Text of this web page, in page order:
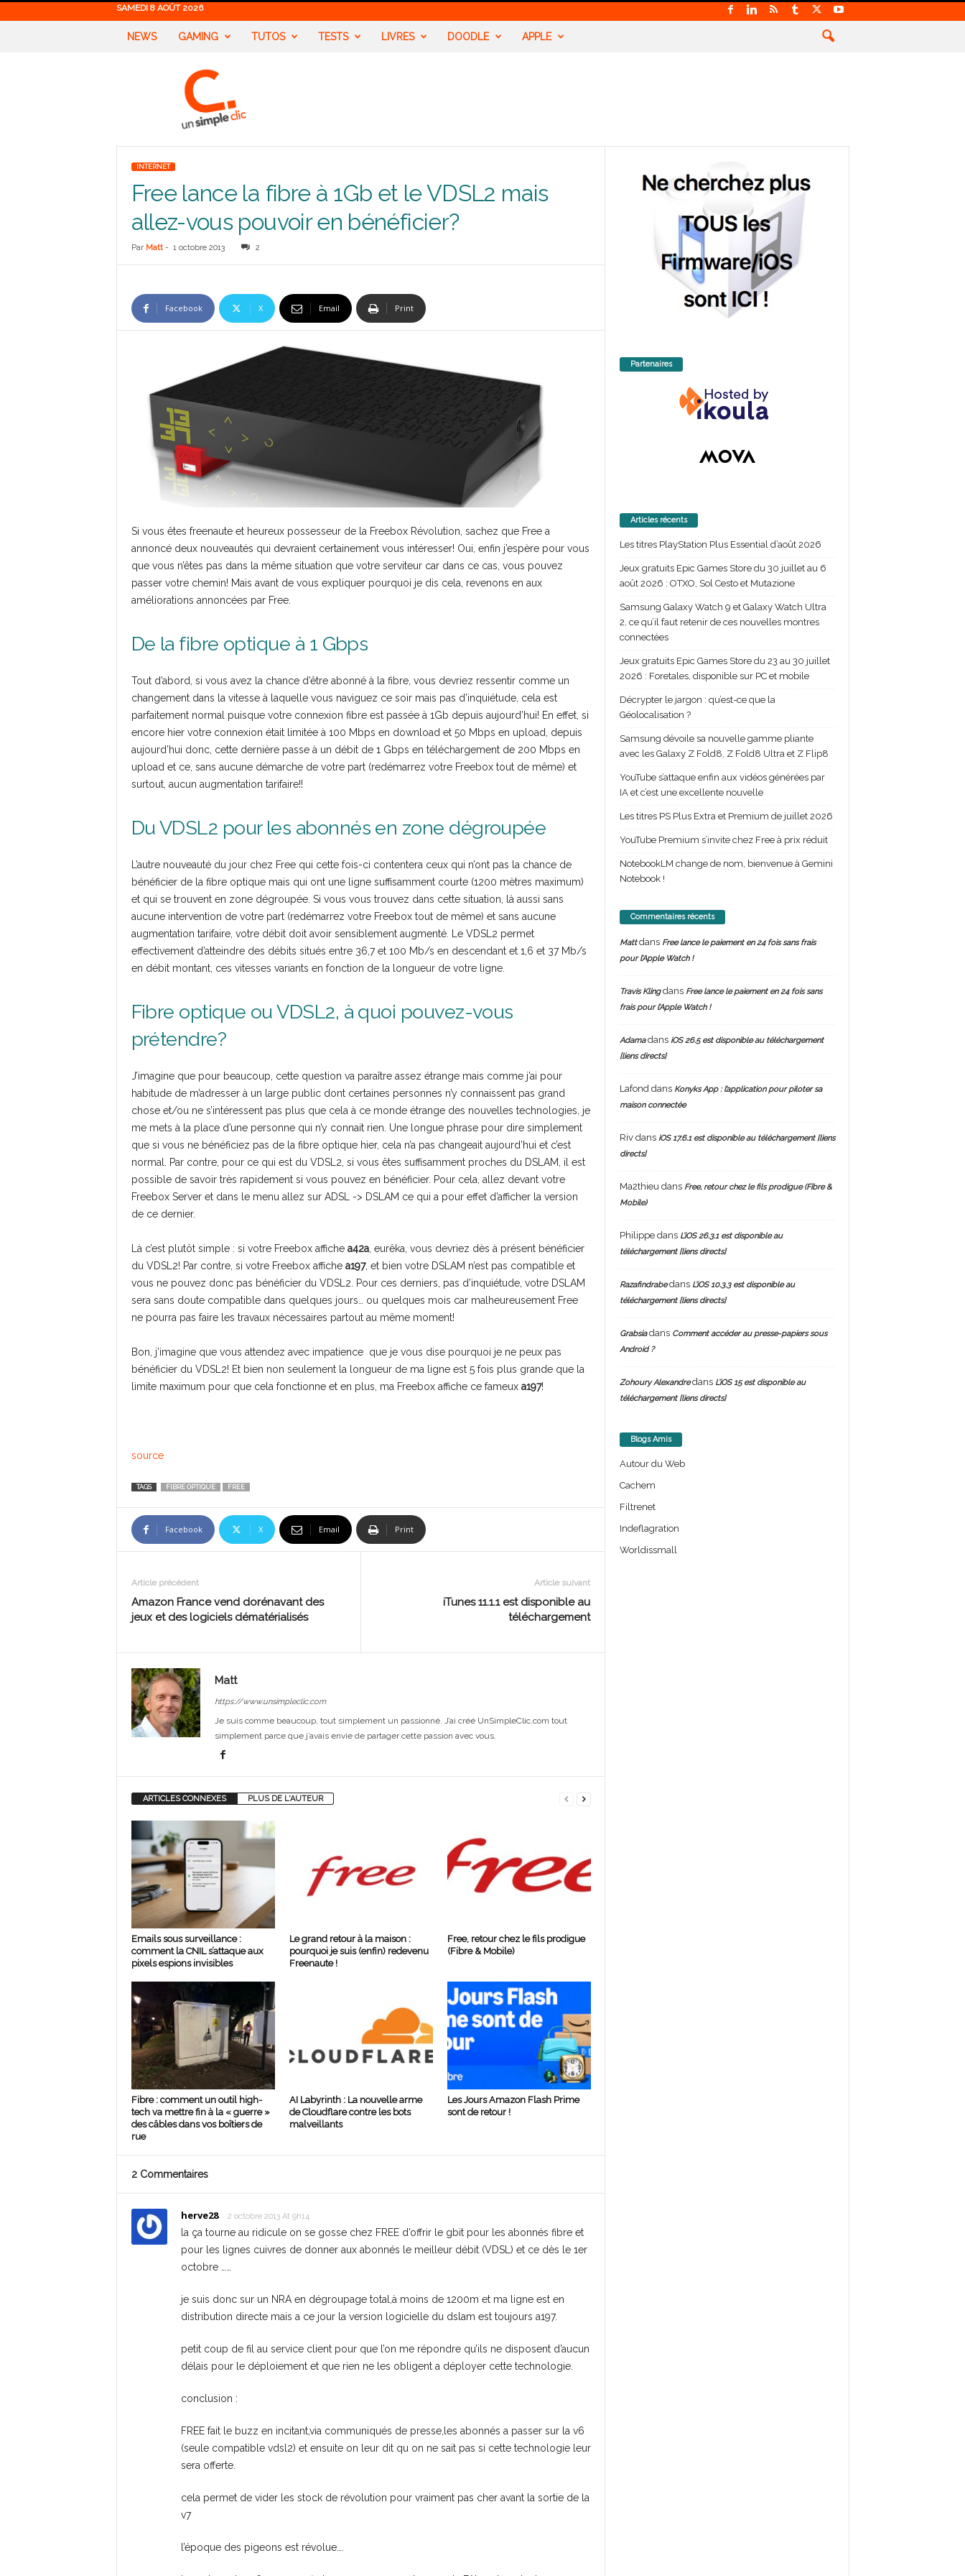
SAMEDI 8 AOÛT 2026
NEWS GAMING TUTOS TESTS LIVRES DOODLE APPLE
INTERNET
Free lance la fibre à 1Gb et le VDSL2 mais
allez-vous pouvoir en bénéficier?
Par Matt- 1 octobre 2013 2
Facebook X Email Print
Si vous êtes freenaute et heureux possesseur de la Freebox Révolution, sachez que Free a
annoncé deux nouveautés qui devraient certainement vous intéresser! Oui, enfin j’espère pour vous
que vous n’êtes pas dans la même situation que votre serviteur car dans ce cas, vous pouvez
passer votre chemin! Mais avant de vous expliquer pourquoi je dis cela, revenons en aux
améliorations annoncées par Free.
De la fibre optique à 1 Gbps
Tout d’abord, si vous avez la chance d’être abonné à la fibre, vous devriez ressentir comme un
changement dans la vitesse à laquelle vous naviguez ce soir mais pas d’inquiétude, cela est
parfaitement normal puisque votre connexion fibre est passée à 1Gb depuis aujourd’hui! En effet, si
encore hier votre connexion était limitée à 100 Mbps en download et 50 Mbps en upload, depuis
aujourd’hui donc, cette dernière passe à un débit de 1 Gbps en téléchargement de 200 Mbps en
upload et ce, sans aucune démarche de votre part (redémarrez votre Freebox tout de même) et
surtout, aucun augmentation tarifaire!!
Du VDSL2 pour les abonnés en zone dégroupée
L’autre nouveauté du jour chez Free qui cette fois-ci contentera ceux qui n’ont pas la chance de
bénéficier de la fibre optique mais qui ont une ligne suffisamment courte (1200 mètres maximum)
et qui se trouvent en zone dégroupée. Si vous vous trouvez dans cette situation, là aussi sans
aucune intervention de votre part (redémarrez votre Freebox tout de même) et sans aucune
augmentation tarifaire, votre débit doit avoir sensiblement augmenté. Le VDSL2 permet
effectivement d’atteindre des débits situés entre 36,7 et 100 Mb/s en descendant et 1,6 et 37 Mb/s
en débit montant, ces vitesses variants en fonction de la longueur de votre ligne.
Fibre optique ou VDSL2, à quoi pouvez-vous
prétendre?
J’imagine que pour beaucoup, cette question va paraître assez étrange mais comme j’ai pour
habitude de m’adresser à un large public dont certaines personnes n’y connaissent pas grand
chose et/ou ne s’intéressent pas plus que cela à ce monde étrange des nouvelles technologies, je
me mets à la place d’une personne qui n’y connait rien. Une longue phrase pour dire simplement
que si vous ne bénéficiez pas de la fibre optique hier, cela n’a pas changeait aujourd’hui et c’est
normal. Par contre, pour ce qui est du VDSL2, si vous êtes suffisamment proches du DSLAM, il est
possible de savoir très rapidement si vous pouvez en bénéficier. Pour cela, allez devant votre
Freebox Server et dans le menu allez sur ADSL -> DSLAM ce qui a pour effet d’afficher la version
de ce dernier.
Là c’est plutôt simple : si votre Freebox affiche a42a, eurêka, vous devriez dès à présent bénéficier
du VDSL2! Par contre, si votre Freebox affiche a197, et bien votre DSLAM n’est pas compatible et
vous ne pouvez donc pas bénéficier du VDSL2. Pour ces derniers, pas d’inquiétude, votre DSLAM
sera sans doute compatible dans quelques jours… ou quelques mois car malheureusement Free
ne pourra pas faire les travaux nécessaires partout au même moment!
Bon, j’imagine que vous attendez avec impatience que je vous dise pourquoi je ne peux pas
bénéficier du VDSL2! Et bien non seulement la longueur de ma ligne est 5 fois plus grande que la
limite maximum pour que cela fonctionne et en plus, ma Freebox affiche ce fameux a197!
source
TAGS FIBRE OPTIQUE FREE
Facebook X Email Print
Article précédent
Amazon France vend dorénavant des
jeux et des logiciels dématérialisés
Article suivant
iTunes 11.1.1 est disponible au
téléchargement
Matt
https://www.unsimpleclic.com
Je suis comme beaucoup, tout simplement un passionné. J’ai créé UnSimpleClic.com tout
simplement parce que j’avais envie de partager cette passion avec vous.
ARTICLES CONNEXES PLUS DE L'AUTEUR
Emails sous surveillance :
comment la CNIL s’attaque aux
pixels espions invisibles
Le grand retour à la maison :
pourquoi je suis (enfin) redevenu
Freenaute !
Free, retour chez le fils prodigue
(Fibre & Mobile)
Fibre : comment un outil high-
tech va mettre fin à la « guerre »
des câbles dans vos boîtiers de
rue
AI Labyrinth : La nouvelle arme
de Cloudflare contre les bots
malveillants
Les Jours Amazon Flash Prime
sont de retour !
2 Commentaires
herve28 2 octobre 2013 At 9h14
la ça tourne au ridicule on se gosse chez FREE d’offrir le gbit pour les abonnés fibre et
pour les lignes cuivres de donner aux abonnés le meilleur débit (VDSL) et ce dès le 1er
octobre ……
je suis donc sur un NRA en dégroupage total,à moins de 1200m et ma ligne est en
distribution directe mais a ce jour la version logicielle du dslam est toujours a197.
petit coup de fil au service client pour que l’on me répondre qu’ils ne disposent d’aucun
délais pour le déploiement et que rien ne les obligent a déployer cette technologie.
conclusion :
FREE fait le buzz en incitant,via communiqués de presse,les abonnés a passer sur la v6
(seule compatible vdsl2) et ensuite on leur dit qu on ne sait pas si cette technologie leur
sera offerte.
cela permet de vider les stock de révolution pour vraiment pas cher avant la sortie de la
v7
l’époque des pigeons est révolue….
Partenaires
Articles récents
Les titres PlayStation Plus Essential d’août 2026
Jeux gratuits Epic Games Store du 30 juillet au 6
août 2026 : OTXO, Sol Cesto et Mutazione
Samsung Galaxy Watch 9 et Galaxy Watch Ultra
2, ce qu’il faut retenir de ces nouvelles montres
connectées
Jeux gratuits Epic Games Store du 23 au 30 juillet
2026 : Foretales, disponible sur PC et mobile
Décrypter le jargon : qu’est-ce que la
Géolocalisation ?
Samsung dévoile sa nouvelle gamme pliante
avec les Galaxy Z Fold8, Z Fold8 Ultra et Z Flip8
YouTube s’attaque enfin aux vidéos générées par
IA et c’est une excellente nouvelle
Les titres PS Plus Extra et Premium de juillet 2026
YouTube Premium s’invite chez Free à prix réduit
NotebookLM change de nom, bienvenue à Gemini
Notebook !
Commentaires récents
Mattdans Free lance le paiement en 24 fois sans frais
pour l’Apple Watch !
Travis Klingdans Free lance le paiement en 24 fois sans
frais pour l’Apple Watch !
Adamadans iOS 26.5 est disponible au téléchargement
[liens directs]
Lafond dans Konyks App : l’application pour piloter sa
maison connectée
Rivdans iOS 17.6.1 est disponible au téléchargement [liens
directs]
Ma2thieu dans Free, retour chez le fils prodigue (Fibre &
Mobile)
Philippedans L’iOS 26.3.1 est disponible au
téléchargement [liens directs]
Razafindrabedans L’iOS 10.3.3 est disponible au
téléchargement [liens directs]
Grabsiadans Comment accéder au presse-papiers sous
Android ?
Zohoury Alexandredans L’iOS 15 est disponible au
téléchargement [liens directs]
Blogs Amis
Autour du Web
Cachem
Filtrenet
Indeflagration
Worldissmall